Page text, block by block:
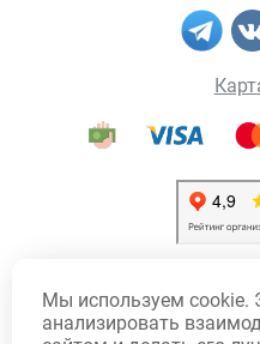
Политика
Мы используем cookie.
анализировать